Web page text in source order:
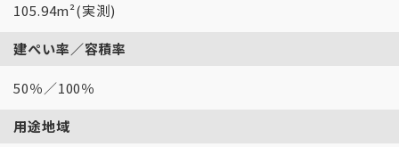
105.94m²(実測)
建ぺい率／容積率
50％／100％
用途地域